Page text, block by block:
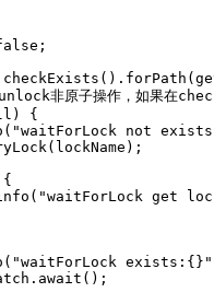
非原子操作，如果在
{
not
get